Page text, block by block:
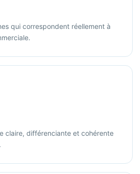
qui correspondent réellement à
claire, différenciante et cohérente